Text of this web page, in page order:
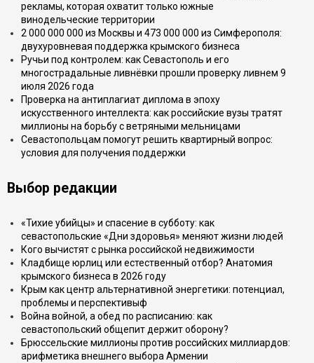
рекламы, которая охватит только южные
винодельческие территории
2 000 000 000 из Москвы и 473 000 000 из Симферополя:
двухуровневая поддержка крымского бизнеса
Ручьи под контролем: как Севастополь и его
многострадальные ливнёвки прошли проверку ливнем 9
июля 2026 года
Проверка на антиплагиат диплома в эпоху
искусственного интеллекта: как российские вузы тратят
миллионы на борьбу с ветряными мельницами
Севастопольцам помогут решить квартирный вопрос:
условия для получения поддержки
Выбор редакции
«Тихие убийцы» и спасение в субботу: как
севастопольские «Дни здоровья» меняют жизни людей
Кого вычистят с рынка российской недвижимости
Кладбище юрлиц или естественный отбор? Анатомия
крымского бизнеса в 2026 году
Крым как центр альтернативной энергетики: потенциал,
проблемы и перспективыф
Война войной, а обед по расписанию: как
севастопольский общепит держит оборону?
Брюссельские миллионы против российских миллиардов:
арифметика внешнего выбора Армении